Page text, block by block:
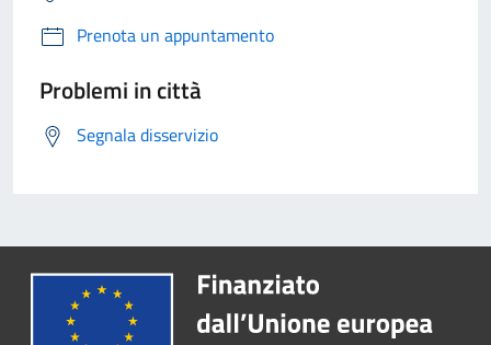
Prenota un appuntamento
Problemi in città
Segnala disservizio